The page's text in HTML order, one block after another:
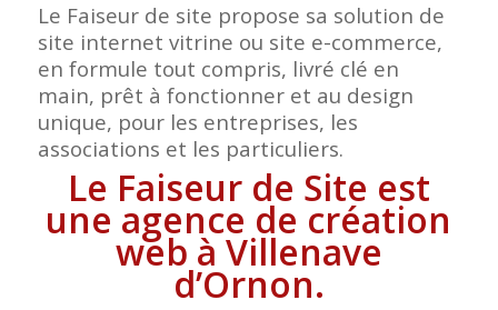
Le Faiseur de site propose sa solution de
site internet vitrine ou site e-commerce,
en formule tout compris, livré clé en
main, prêt à fonctionner et au design
unique, pour les entreprises, les
associations et les particuliers.
Le Faiseur de Site est
une agence de création
web à Villenave
d’Ornon.